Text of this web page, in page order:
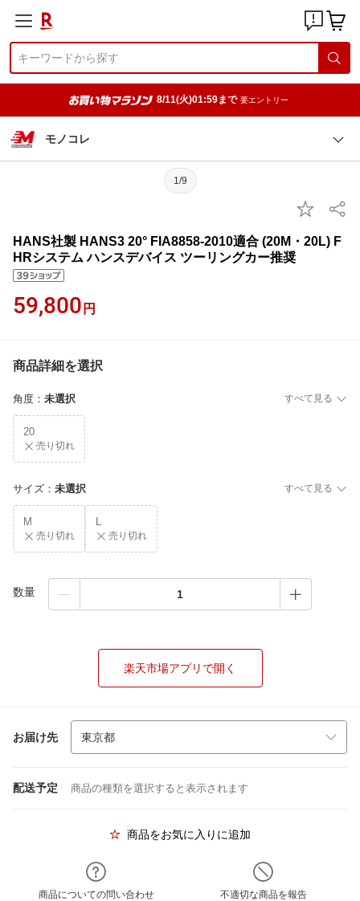
8/11(火)01:59まで 要エントリー
モノコレ
1/9
HANS社製 HANS3 20° FIA8858-2010適合 (20M・20L) F
HRシステム ハンスデバイス ツーリングカー推奨
59,800 円
商品詳細を選択
角度 ： 未選択 すべて見る
20
売り切れ
サイズ ： 未選択 すべて見る
M
売り切れ
L
売り切れ
数量
楽天市場アプリで開く
お届け先
配送予定 商品の種類を選択すると表示されます
商品をお気に入りに追加
商品についての問い合わせ 不適切な商品を報告